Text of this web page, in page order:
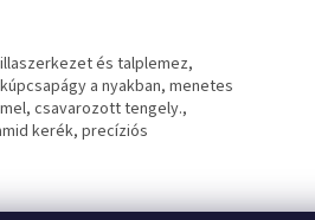
és talplemez,
a nyakban, menetes
csavarozott tengely.,
kerék, precíziós